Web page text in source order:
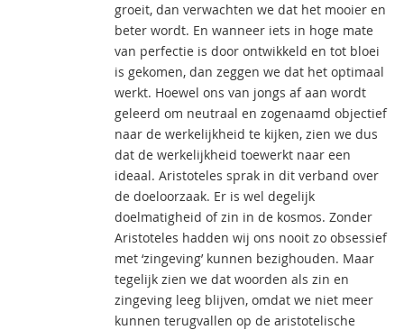
groeit, dan verwachten we dat het mooier en
beter wordt. En wanneer iets in hoge mate
van perfectie is door ontwikkeld en tot bloei
is gekomen, dan zeggen we dat het optimaal
werkt. Hoewel ons van jongs af aan wordt
geleerd om neutraal en zogenaamd objectief
naar de werkelijkheid te kijken, zien we dus
dat de werkelijkheid toewerkt naar een
ideaal. Aristoteles sprak in dit verband over
de doeloorzaak. Er is wel degelijk
doelmatigheid of zin in de kosmos. Zonder
Aristoteles hadden wij ons nooit zo obsessief
met ‘zingeving’ kunnen bezighouden. Maar
tegelijk zien we dat woorden als zin en
zingeving leeg blijven, omdat we niet meer
kunnen terugvallen op de aristotelische